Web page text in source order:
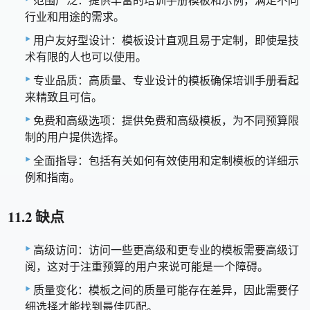
行业和用途的需求。
用户友好型设计：模板设计直观且易于定制，即使是技
术有限的人也可以使用。
专业品质：高质量、专业设计的模板确保培训手册看起
来精致且可信。
免费和高级选项：提供免费和高级模板，为不同预算限
制的用户提供选择。
全面指导：包括有关如何有效使用和定制模板的详细示
例和指南。
11.2 缺点
高级访问：访问一些更高级和更专业的模板需要高级订
阅，这对于注重预算的用户来说可能是一个障碍。
质量变化：模板之间的质量可能存在差异，因此需要仔
细选择才能找到最佳匹配。